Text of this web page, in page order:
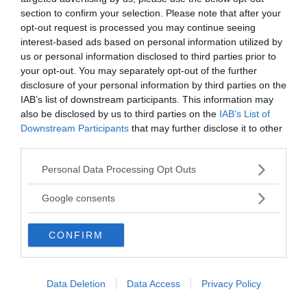
section to confirm your selection. Please note that after your
opt-out request is processed you may continue seeing
interest-based ads based on personal information utilized by
us or personal information disclosed to third parties prior to
your opt-out. You may separately opt-out of the further
disclosure of your personal information by third parties on the
IAB’s list of downstream participants. This information may
also be disclosed by us to third parties on the IAB’s List of
Downstream Participants that may further disclose it to other
Please note that this website/app uses one or more Google
not limited to your visit or usage behaviour. You may click to
use your data for below specified purposes in below Google
consent section.
Personal Data Processing Opt Outs
Google consents
CONFIRM
Data Deletion Data Access Privacy Policy
graduale acquisizione di un’adeguata capacità di
esplorare i propri stati mentali e quelli altrui consente
l’accesso ad un più integrato senso si sé e a relazioni
più soddisfacenticon gli altri.
Immagine | miflotador.com
Ti potrebbe interessare anche